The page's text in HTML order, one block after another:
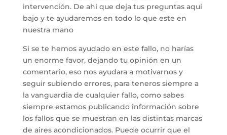
intervención. De ahí que deja tus preguntas aquí
bajo y te ayudaremos en todo lo que este en
nuestra mano
Si se te hemos ayudado en este fallo, no harías
un enorme favor, dejando tu opinión en un
comentario, eso nos ayudara a motivarnos y
seguir subiendo errores, para teneros siempre a
la vanguardia de cualquier fallo, como sabes
siempre estamos publicando información sobre
los fallos que se muestran en las distintas marcas
de aires acondicionados. Puede ocurrir que el